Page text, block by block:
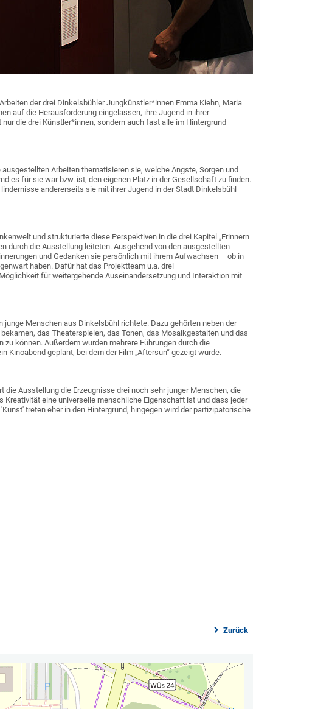
der drei Dinkelsbühler Jungkünstler*innen Emma Kiehn, Maria
auf die Herausforderung eingelassen, ihre Jugend in ihrer
die drei Künstler*innen, sondern auch fast alle im Hintergrund
Arbeiten thematisieren sie, welche Ängste, Sorgen und
es für sie war bzw. ist, den eigenen Platz in der Gesellschaft zu finden.
andererseits sie mit ihrer Jugend in der Stadt Dinkelsbühl
und strukturierte diese Perspektiven in die drei Kapitel „Erinnern
durch die Ausstellung leiteten. Ausgehend von den ausgestellten
und Gedanken sie persönlich mit ihrem Aufwachsen – ob in
haben. Dafür hat das Projektteam u.a. drei
für weitergehende Auseinandersetzung und Interaktion mit
Menschen aus Dinkelsbühl richtete. Dazu gehörten neben der
das Theaterspielen, das Tonen, das Mosaikgestalten und das
können. Außerdem wurden mehrere Führungen durch die
Kinoabend geplant, bei dem der Film „Aftersun“ gezeigt wurde.
Ausstellung die Erzeugnisse drei noch sehr junger Menschen, die
eine universelle menschliche Eigenschaft ist und dass jeder
treten eher in den Hintergrund, hingegen wird der partizipatorische
Zurück